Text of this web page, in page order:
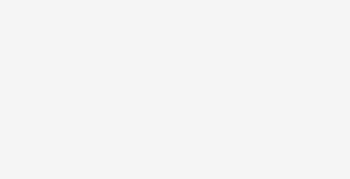
bij schoolgaande kinderen (4-12 jaar)